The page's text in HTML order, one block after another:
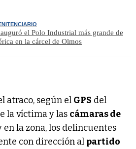
el Polo Industrial más grande de
en la cárcel de Olmos
atraco, según el GPS del
la víctima y las cámaras de
en la zona, los delincuentes
con dirección al partido